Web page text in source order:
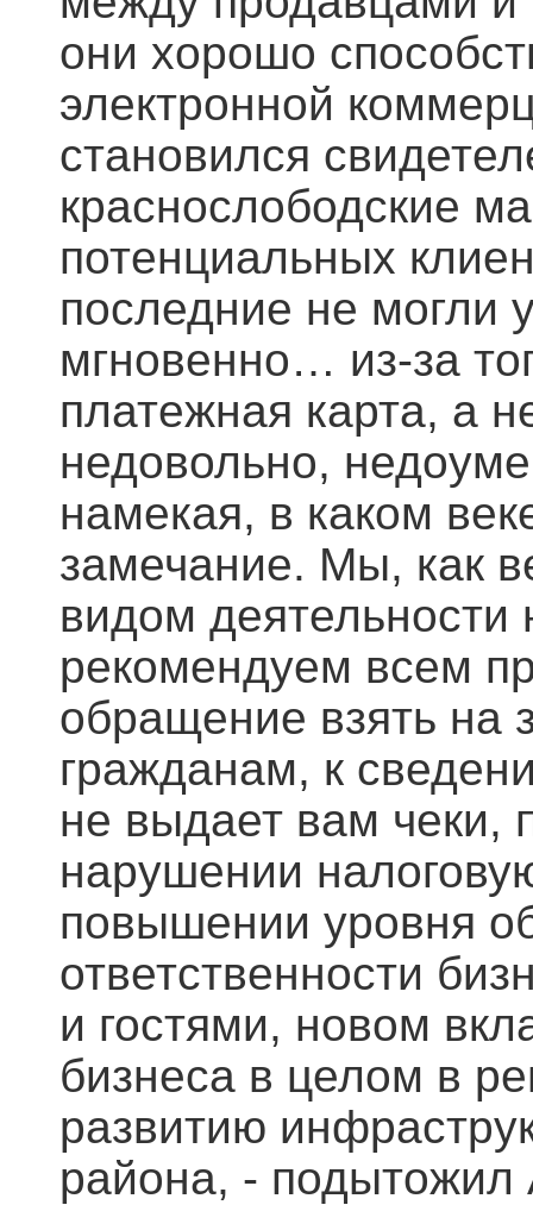
они хорошо
электронной
становился
краснослободские
потенциальных
последние не могли
мгновенно… из-за
платежная карта, а
недовольно,
намекая, в каком
замечание. Мы, как
видом деятельности
рекомендуем всем
обращение взять на
гражданам, к
не выдает вам чеки,
нарушении
повышении уровня
ответственности
и гостями, новом
бизнеса в целом в
развитию
района, - подытожил